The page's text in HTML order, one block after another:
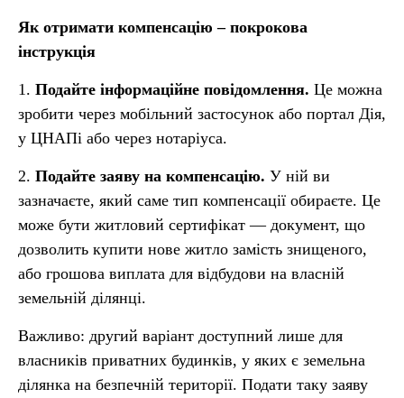
Як отримати компенсацію – покрокова
інструкція
1. Подайте інформаційне повідомлення. Це можна
зробити через мобільний застосунок або портал Дія,
у ЦНАПі або через нотаріуса.
2. Подайте заяву на компенсацію. У ній ви
зазначаєте, який саме тип компенсації обираєте. Це
може бути житловий сертифікат — документ, що
дозволить купити нове житло замість знищеного,
або грошова виплата для відбудови на власній
земельній ділянці.
Важливо: другий варіант доступний лише для
власників приватних будинків, у яких є земельна
ділянка на безпечній території. Подати таку заяву